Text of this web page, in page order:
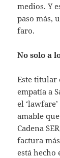
medios. Y
paso más,
faro.
No solo a
Este titular
empatía a
el
amable
Cadena
factura
está hecho